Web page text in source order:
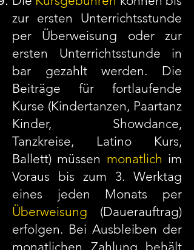
zur ersten Unterrichtsstunde
per Überweisung oder zur
ersten Unterrichtsstunde in
bar gezahlt werden. Die
Beiträge für fortlaufende
Kurse (Kindertanzen, Paartanz
Kinder, Showdance,
Tanzkreise, Latino Kurs,
Ballett) müssen monatlich im
Voraus bis zum 3. Werktag
eines jeden Monats per
Überweisung (Dauerauftrag)
erfolgen. Bei Ausbleiben der
monatlichen Zahlung behält